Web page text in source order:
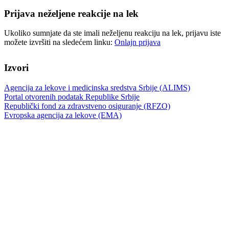
Prijava neželjene reakcije na lek
Ukoliko sumnjate da ste imali neželjenu reakciju na lek, prijavu iste
možete izvršiti na sledećem linku: Onlajn prijava
Izvori
Agencija za lekove i medicinska sredstva Srbije (ALIMS)
Portal otvorenih podatak Republike Srbije
Republički fond za zdravstveno osiguranje (RFZO)
Evropska agencija za lekove (EMA)